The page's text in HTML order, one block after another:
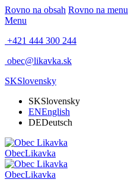
Rovno na obsah Rovno na menu
Menu
+421 444 300 244
obec@likavka.sk
SKSlovensky
SKSlovensky
ENEnglish
DEDeutsch
ObecLikavka
ObecLikavka